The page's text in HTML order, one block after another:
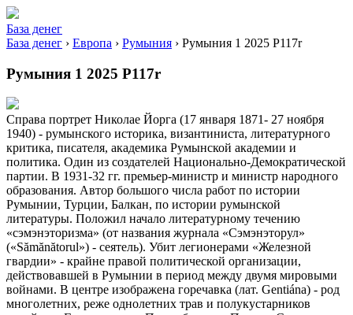
База денег
База денег › Европа › Румыния › Румыния 1 2025 P117r
Румыния 1 2025 P117r
Справа портрет Николае Йорга (17 января 1871- 27 ноября
1940) - румынского историка, византиниста, литературного
критика, писателя, академика Румынской академии и
политика. Один из создателей Национально-Демократической
партии. В 1931-32 гг. премьер-министр и министр народного
образования. Автор большого числа работ по истории
Румынии, Турции, Балкан, по истории румынской
литературы. Положил начало литературному течению
«сэмэнэторизма» (от названия журнала «Сэмэнэторул»
(«Sămănătorul») - сеятель). Убит легионерами «Железной
гвардии» - крайне правой политической организации,
действовавшей в Румынии в период между двумя мировыми
войнами. В центре изображена горечавка (лат. Gentiána) - род
многолетних, реже однолетних трав и полукустарников